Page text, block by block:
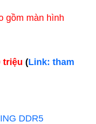
gồm màn hình
triệu (Link: tham
DDR5